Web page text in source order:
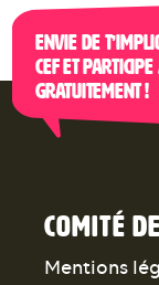
Envie de
CEF et
gratuitement !
Comité
Mentions